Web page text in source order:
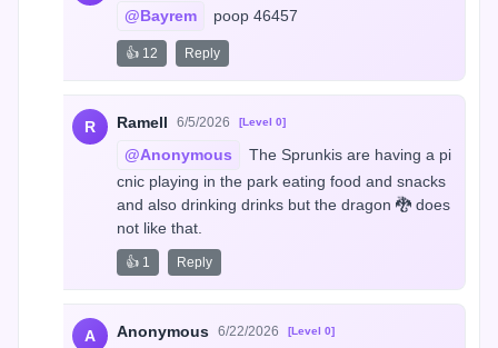
@Bayrem poop 46457
👍 12 Reply
R Ramell 6/5/2026 [Level 0]
@Anonymous
The Sprunkis are having a pi
cnic playing in the park eating food and snacks
and also drinking drinks but the dragon 🐉 does
not like that.
👍 1 Reply
A Anonymous 6/22/2026 [Level 0]